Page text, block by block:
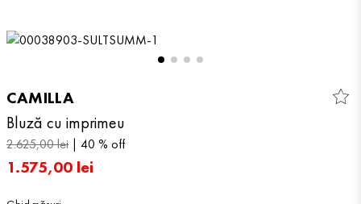
CAMILLA
Bluză cu imprimeu
2.625,00lei 40 % off
1.575,00 lei